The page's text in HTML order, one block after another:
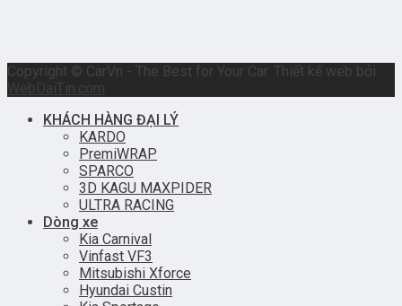
Copyright © CarVn - The Best for Your Car. Thiết kế web bởi
WebDaiTin.com
KHÁCH HÀNG ĐẠI LÝ
KARDO
PremiWRAP
SPARCO
3D KAGU MAXPIDER
ULTRA RACING
Dòng xe
Kia Carnival
Vinfast VF3
Mitsubishi Xforce
Hyundai Custin